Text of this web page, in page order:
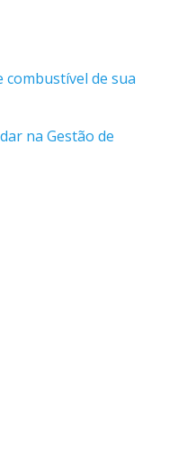
combustível de sua
na Gestão de